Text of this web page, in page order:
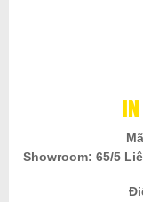
Showroom: 65/5